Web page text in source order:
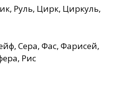
Руль, Цирк, Циркуль,
Сера, Фас, Фарисей,
Рис